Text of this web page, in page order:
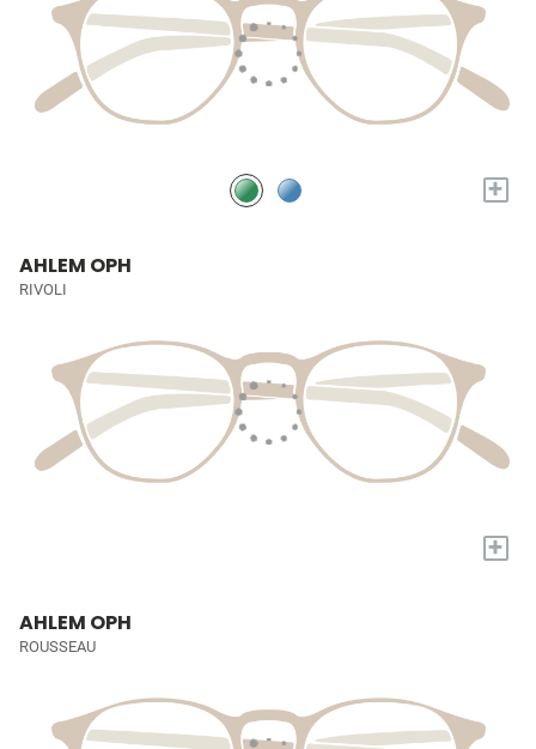
+
AHLEM OPH
RIVOLI
+
AHLEM OPH
ROUSSEAU